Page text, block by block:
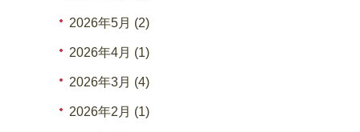
2026年5月 (2)
2026年4月 (1)
2026年3月 (4)
2026年2月 (1)